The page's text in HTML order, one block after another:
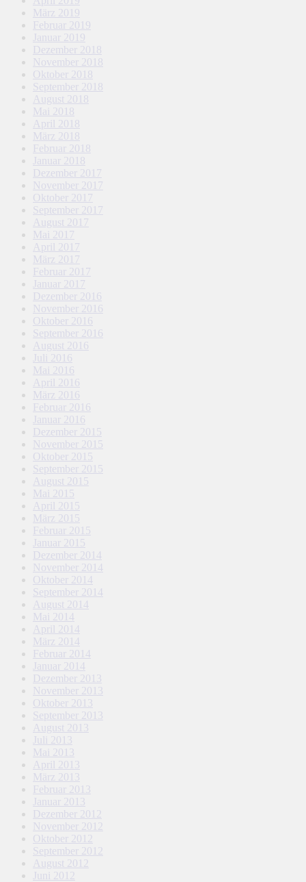
März 2019
Februar 2019
Januar 2019
Dezember 2018
November 2018
Oktober 2018
September 2018
August 2018
Mai 2018
April 2018
März 2018
Februar 2018
Januar 2018
Dezember 2017
November 2017
Oktober 2017
September 2017
August 2017
Mai 2017
April 2017
März 2017
Februar 2017
Januar 2017
Dezember 2016
November 2016
Oktober 2016
September 2016
August 2016
Juli 2016
Mai 2016
April 2016
März 2016
Februar 2016
Januar 2016
Dezember 2015
November 2015
Oktober 2015
September 2015
August 2015
Mai 2015
April 2015
März 2015
Februar 2015
Januar 2015
Dezember 2014
November 2014
Oktober 2014
September 2014
August 2014
Mai 2014
April 2014
März 2014
Februar 2014
Januar 2014
Dezember 2013
November 2013
Oktober 2013
September 2013
August 2013
Juli 2013
Mai 2013
April 2013
März 2013
Februar 2013
Januar 2013
Dezember 2012
November 2012
Oktober 2012
September 2012
August 2012
Juni 2012